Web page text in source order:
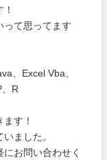
って思ってます
、Excel Vba、
R
す！
ました。
お問い合わせく